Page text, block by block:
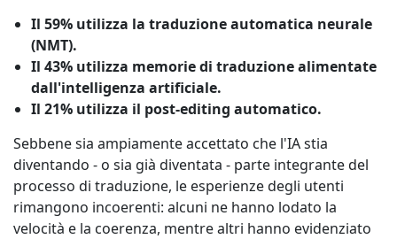
Il 59% utilizza la traduzione automatica neurale
(NMT).
Il 43% utilizza memorie di traduzione alimentate
dall'intelligenza artificiale.
Il 21% utilizza il post-editing automatico.
Sebbene sia ampiamente accettato che l'IA stia
diventando - o sia già diventata - parte integrante del
processo di traduzione, le esperienze degli utenti
rimangono incoerenti: alcuni ne hanno lodato la
velocità e la coerenza, mentre altri hanno evidenziato